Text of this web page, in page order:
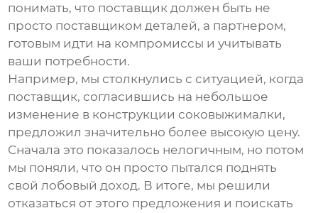
понимать, что поставщик должен быть не
просто поставщиком деталей, а партнером,
готовым идти на компромиссы и учитывать
ваши потребности.
Например, мы столкнулись с ситуацией, когда
поставщик, согласившись на небольшое
изменение в конструкции соковыжималки,
предложил значительно более высокую цену.
Сначала это показалось нелогичным, но потом
мы поняли, что он просто пытался поднять
свой лобовый доход. В итоге, мы решили
отказаться от этого предложения и поискать